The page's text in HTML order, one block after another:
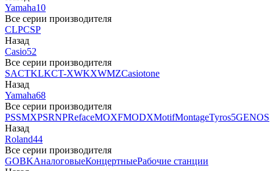
Yamaha10
Все серии производителя
CLPCSP
Назад
Casio52
Все серии производителя
SACTKLKCT-XWKXWMZCasiotone
Назад
Yamaha68
Все серии производителя
PSSMXPSRNPRefaceMOXFMODXMotifMontageTyros5GENOS
Назад
Roland44
Все серии производителя
GOBKАналоговыеКонцертныеРабочие станции